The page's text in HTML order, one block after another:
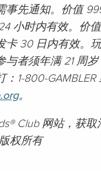
事先通知。价值
小时内有效。价
卡 30 日内有效。
与者须年满 21 周
1-800-GAMBLER
。
Club 网站，获取
权所有